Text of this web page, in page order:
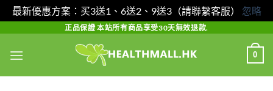
最新優惠方案：买3送1、6送2、9送3（請聯繫客服） 忽略
content
正品保證 本站所有商品享受30天無效退款.
0